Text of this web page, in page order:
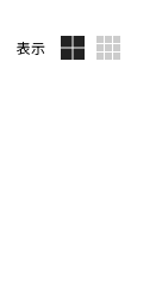
表示